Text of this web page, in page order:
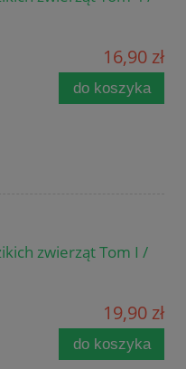
16,90 zł
do koszyka
zwierząt Tom I /
19,90 zł
do koszyka